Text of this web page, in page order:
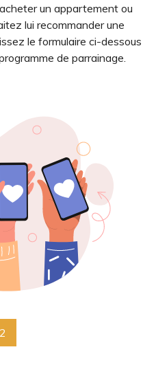
un appartement ou
lui recommander une
le formulaire ci-dessous
de parrainage.
2